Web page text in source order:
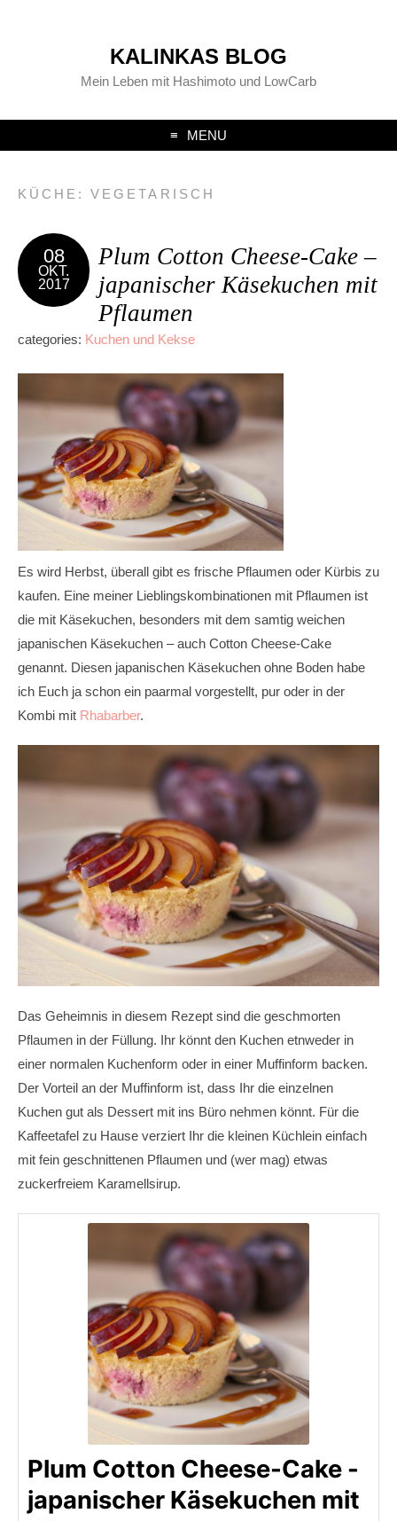
KALINKAS BLOG
Mein Leben mit Hashimoto und LowCarb
MENU
KÜCHE:VEGETARISCH
08
OKT.
2017
Plum Cotton Cheese-Cake –
japanischer Käsekuchen mit
Pflaumen
categories: Kuchen und Kekse
Es wird Herbst, überall gibt es frische Pflaumen oder Kürbis zu
kaufen. Eine meiner Lieblingskombinationen mit Pflaumen ist
die mit Käsekuchen, besonders mit dem samtig weichen
japanischen Käsekuchen – auch Cotton Cheese-Cake
genannt. Diesen japanischen Käsekuchen ohne Boden habe
ich Euch ja schon ein paarmal vorgestellt, pur oder in der
Kombi mit Rhabarber.
Das Geheimnis in diesem Rezept sind die geschmorten
Pflaumen in der Füllung. Ihr könnt den Kuchen etnweder in
einer normalen Kuchenform oder in einer Muffinform backen.
Der Vorteil an der Muffinform ist, dass Ihr die einzelnen
Kuchen gut als Dessert mit ins Büro nehmen könnt. Für die
Kaffeetafel zu Hause verziert Ihr die kleinen Küchlein einfach
mit fein geschnittenen Pflaumen und (wer mag) etwas
zuckerfreiem Karamellsirup.
Plum Cotton Cheese-Cake -
japanischer Käsekuchen mit